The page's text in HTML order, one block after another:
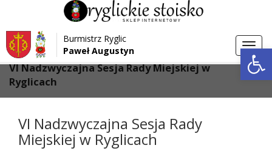
Przejdź do menu
Przejdź do głównej treści strony
Przejdź do stopki strony
Burmistrz Ryglic
Paweł Augustyn
Strona główna > Aktualności
VI Nadzwyczajna Sesja Rady Miejskiej w
Ryglicach
VI Nadzwyczajna Sesja Rady
Miejskiej w Ryglicach